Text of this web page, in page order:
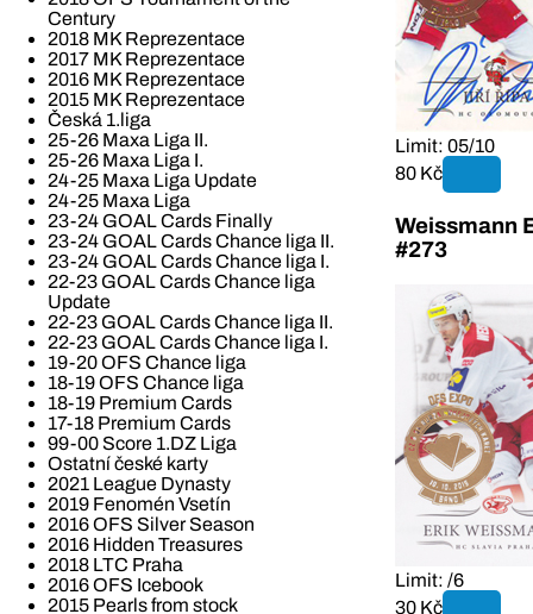
Century
2018 MK Reprezentace
2017 MK Reprezentace
2016 MK Reprezentace
2015 MK Reprezentace
Česká 1.liga
25-26 Maxa Liga II.
25-26 Maxa Liga I.
24-25 Maxa Liga Update
24-25 Maxa Liga
23-24 GOAL Cards Finally
23-24 GOAL Cards Chance liga II.
23-24 GOAL Cards Chance liga I.
22-23 GOAL Cards Chance liga
Update
22-23 GOAL Cards Chance liga II.
22-23 GOAL Cards Chance liga I.
19-20 OFS Chance liga
18-19 OFS Chance liga
18-19 Premium Cards
17-18 Premium Cards
99-00 Score 1.DZ Liga
Ostatní české karty
2021 League Dynasty
2019 Fenomén Vsetín
2016 OFS Silver Season
2016 Hidden Treasures
2018 LTC Praha
2016 OFS Icebook
2015 Pearls from stock
Limit: 05/10
80 Kč
Weissmann
#273
Limit: /6
30 Kč